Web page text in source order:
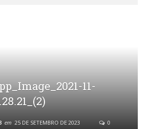
11-
em 25 DE SETEMBRO DE 2023
0